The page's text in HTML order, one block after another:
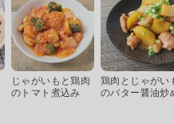
じゃがいもと鶏肉
のトマト煮込み
鶏肉とじゃがい
のバター醤油炒